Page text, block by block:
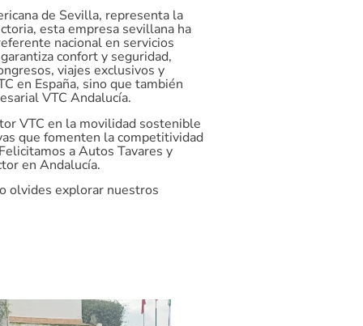
de Sevilla, representa la
esta empresa sevillana ha
nacional en servicios
confort y seguridad,
viajes exclusivos y
en España, sino que también
VTC Andalucía.
VTC en la movilidad sostenible
que fomenten la competitividad
a Autos Tavares y
en Andalucía.
olvides explorar nuestros